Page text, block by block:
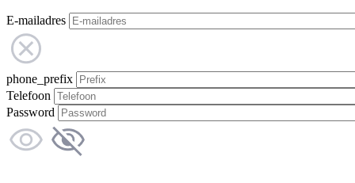
E-mailadres
phone_prefix
Telefoon
Password